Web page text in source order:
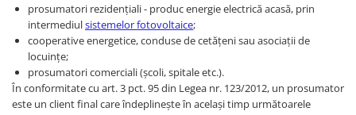
Statii de incarcare vehicule
electrice
Statii de incarcare
Cabluri de incarcare vehicule
electrice
prosumatori rezidențiali - produc energie electrică acasă, prin
intermediulsistemelor fotovoltaice;
cooperative energetice, conduse de cetățeni sau asociații de
locuințe;
prosumatori comerciali (școli, spitale etc.).
În conformitate cu art. 3 pct. 95 din Legea nr. 123/2012, un prosumator
este un client final care îndeplinește în același timp următoarele